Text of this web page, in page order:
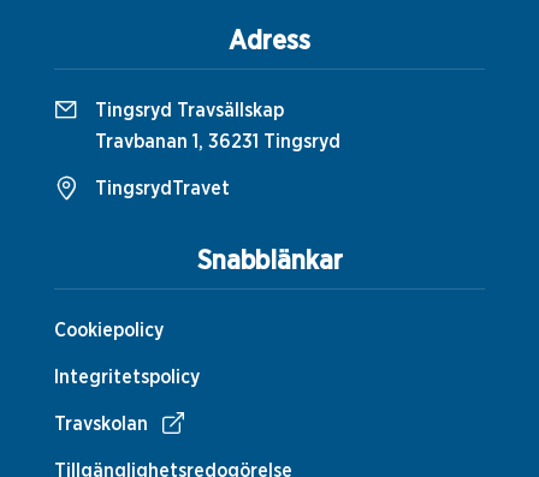
Snabblänkar
Cookiepolicy
Integritetspolicy
Travskolan
Tillgänglighetsredogörelse
Adress
Tingsryd Travsällskap
Travbanan 1, 36231 Tingsryd
TingsrydTravet